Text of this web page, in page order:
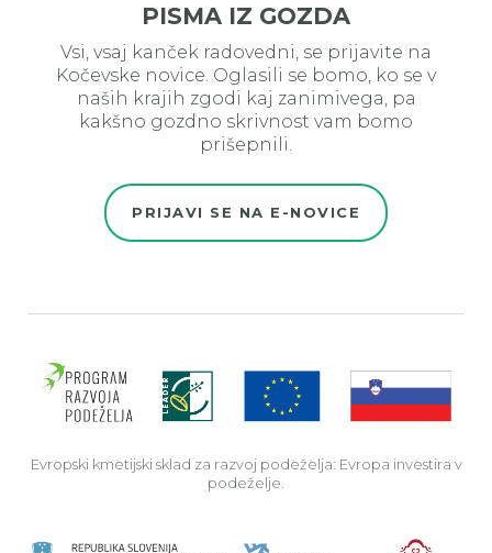
PISMA IZ GOZDA
Vsi, vsaj kanček radovedni, se prijavite na
Kočevske novice. Oglasili se bomo, ko se v
naših krajih zgodi kaj zanimivega, pa
kakšno gozdno skrivnost vam bomo
prišepnili.
PRIJAVI SE NA E-NOVICE
Evropski kmetijski sklad za razvoj podeželja: Evropa investira v
podeželje.